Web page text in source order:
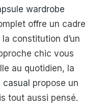
wardrobe
offre un cadre
constitution d’un
chic vous
au quotidien, la
casual propose un
tout aussi pensé.